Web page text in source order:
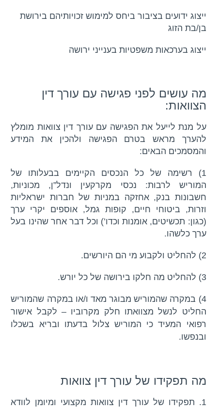
ייצוג ידועים בציבור ביחס למימוש זכויותיהם בירושת
בן/בת הזוג
ייצוג בערכאות משפטיות בענייני ירושה
מה עושים לפני פגישה עם עורך דין
הצוואות:
על מנת לייעל את הפגישה עם עורך דין צוואות מומלץ
להערך מראש בטרם הפגישה ולהכין את המידע
והמסמכים הבאים:
1) רשימה של כל הנכסים הקיימים בבעלותו של
המוריש לרבות: נכסי מקרקעין ונדל”ן, מכוניות,
חשבונות בנק, אחזקה במניות של חברות ישראליות
וזרות, ביטוחי חיים, קופות גמל, אוספים יקרי ערך
(כגון: תכשיטים, אומנות וכדו’) וכל דבר אחר שהינו בעל
ערך כלשהו.
2) להחליט ולקבוע מי הם היורשים.
3) להחליט מה חלקו בירושה של כל יורש.
4) במקרה שהמוריש מבוגר מאד ו/או במקרה שהמוריש
החליט לנשל מצוואתו חלק מקרוביו – לקבל אישור
רפואי המעיד כי המוריש צלול בדעתו ובריא בשכלו
ובנפשו.
מה תפקידו של עורך דין צוואות
1. תפקידו של עורך דין צוואות מקצועי ומיומן לוודא